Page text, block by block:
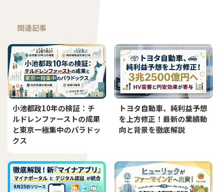
関連記事
小池都政10年の検証：チ
ルドレンファーストの成果
と東京一極集中のパラドッ
クス
トヨタ自動車、純利益予想
を上方修正！最新の業績動
向と背景を徹底解説